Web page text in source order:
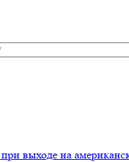
при выходе на